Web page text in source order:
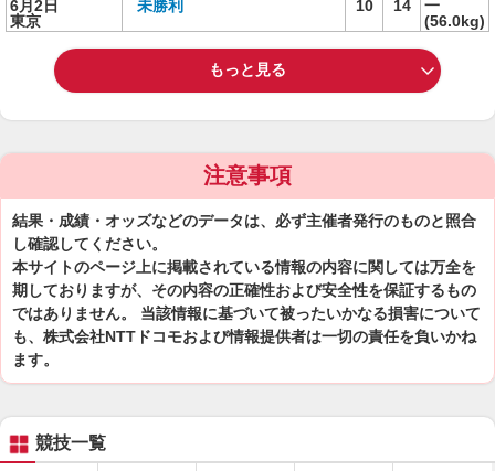
6月2日
東京
未勝利 10 14
一
(56.0kg)
もっと見る
注意事項
結果・成績・オッズなどのデータは、必ず主催者発行のものと照合
し確認してください。
本サイトのページ上に掲載されている情報の内容に関しては万全を
期しておりますが、その内容の正確性および安全性を保証するもの
ではありません。 当該情報に基づいて被ったいかなる損害について
も、株式会社NTTドコモおよび情報提供者は一切の責任を負いかね
ます。
競技一覧